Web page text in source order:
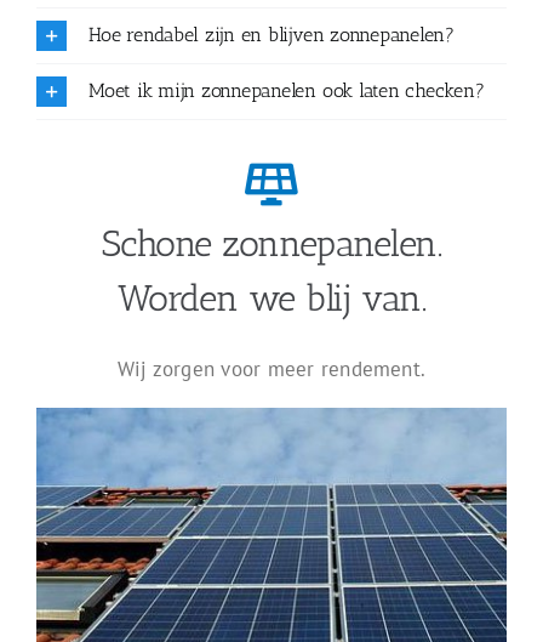
Hoe rendabel zijn en blijven zonnepanelen?
Moet ik mijn zonnepanelen ook laten checken?
Schone zonnepanelen.
Worden we blij van.
Wij zorgen voor meer rendement.